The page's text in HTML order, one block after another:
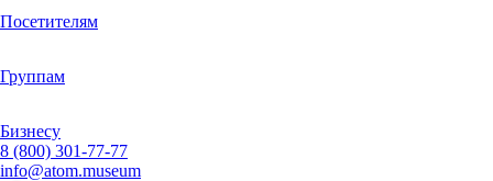
Посетителям
Группам
Бизнесу
8 (800) 301-77-77
info@atom.museum